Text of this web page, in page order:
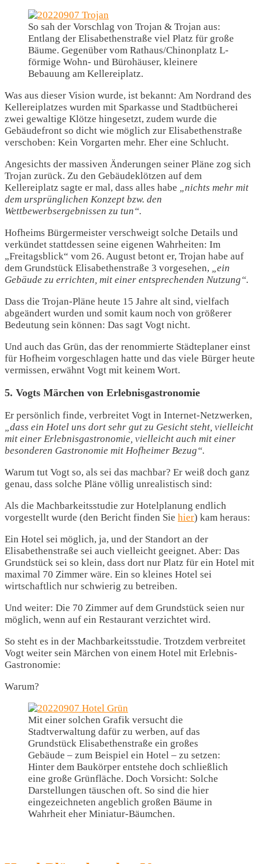
So sah der Vorschlag von Trojan & Trojan aus:
Entlang der Elisabethenstraße viel Platz für große
Bäume. Gegenüber vom Rathaus/Chinonplatz L-
förmige Wohn- und Bürohäuser, kleinere
Bebauung am Kellereiplatz.
Was aus dieser Vision wurde, ist bekannt: Am Nordrand des
Kellereiplatzes wurden mit Sparkasse und Stadtbücherei
zwei gewaltige Klötze hingesetzt, zudem wurde die
Gebäudefront so dicht wie möglich zur Elisabethenstraße
verschoben: Kein Vorgarten mehr. Eher eine Schlucht.
Angesichts der massiven Änderungen seiner Pläne zog sich
Trojan zurück. Zu den Gebäudeklötzen auf dem
Kellereiplatz sagte er mal, dass alles habe „nichts mehr mit
dem ursprünglichen Konzept bzw. den
Wettbewerbsergebnissen zu tun“.
Hofheims Bürgermeister verschweigt solche Details und
verkündet stattdessen seine eigenen Wahrheiten: Im
„Freitagsblick“ vom 26. August betont er, Trojan habe auf
dem Grundstück Elisabethenstraße 3 vorgesehen, „ein
Gebäude zu errichten, mit einer entsprechenden Nutzung“.
Dass die Trojan-Pläne heute 15 Jahre alt sind, vielfach
abgeändert wurden und somit kaum noch von größerer
Bedeutung sein können: Das sagt Vogt nicht.
Und auch das Grün, das der renommierte Städteplaner einst
für Hofheim vorgeschlagen hatte und das viele Bürger heute
vermissen, erwähnt Vogt mit keinem Wort.
5. Vogts Märchen von Erlebnisgastronomie
Er persönlich finde, verbreitet Vogt in Internet-Netzwerken,
„dass ein Hotel uns dort sehr gut zu Gesicht steht, vielleicht
mit einer Erlebnisgastronomie, vielleicht auch mit einer
besonderen Gastronomie mit Hofheimer Bezug“.
Warum tut Vogt so, als sei das machbar? Er weiß doch ganz
genau, dass solche Pläne völlig unrealistisch sind:
Als die Machbarkeitsstudie zur Hotelplanung endlich
vorgestellt wurde (den Bericht finden Sie hier) kam heraus:
Ein Hotel sei möglich, ja, und der Standort an der
Elisabethenstraße sei auch vielleicht geeignet. Aber: Das
Grundstück sei so klein, dass dort nur Platz für ein Hotel mit
maximal 70 Zimmer wäre. Ein so kleines Hotel sei
wirtschaftlich nur schwierig zu betreiben.
Und weiter: Die 70 Zimmer auf dem Grundstück seien nur
möglich, wenn auf ein Restaurant verzichtet wird.
So steht es in der Machbarkeitsstudie. Trotzdem verbreitet
Vogt weiter sein Märchen von einem Hotel mit Erlebnis-
Gastronomie:
Warum?
Mit einer solchen Grafik versucht die
Stadtverwaltung dafür zu werben, auf das
Grundstück Elisabethenstraße ein großes
Gebäude – zum Beispiel ein Hotel – zu setzen:
Hinter dem Baukörper entstehe doch schließlich
eine große Grünfläche. Doch Vorsicht: Solche
Darstellungen täuschen oft. So sind die hier
eingezeichneten angeblich großen Bäume in
Wahrheit eher Miniatur-Bäumchen.